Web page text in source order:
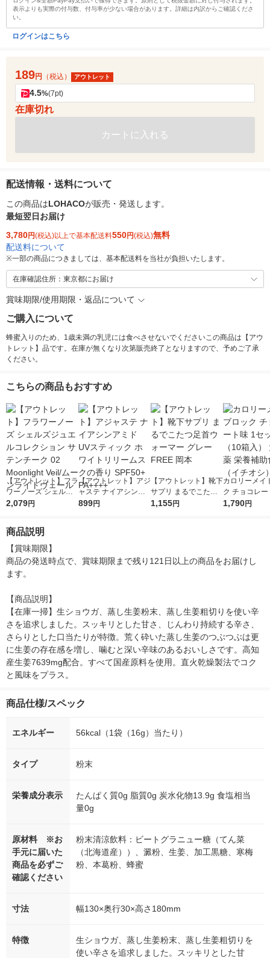
表示よりも実際の付与数、付与率が少ない場合があります。詳細は内訳からご確認くださ
い。
ログインはこちら
189円 （税込） アウトレット
4.5%(7pt)
在庫切れ
カートに入れる
配送情報・送料について
この商品はLOHACOが販売・発送します。
最短翌日お届け
3,780円(税込)以上で基本配送料550円(税込)無料
配送料について
※一部の商品につきましては、基本配送料を当社が負担いたします。
在庫確認住所：東京都にお届け
賞味期限/使用期限・返品について
ご購入について
蜂蜜入りのため、1歳未満の乳児には食べさせないでくださいこの商品は【アウ
トレット】品です。在庫が無くなり次第販売終了となりますので、予めご了承
ください。
こちらの商品もおすすめ
【アウトレット】フラ
ワーノーズ シェルズ
ジュエルコレクション
トヴェール
2,079円
【アウトレット】アジ
ャステ ナイアシンア
ミド UVスティック ホ
899円
【アウトレット】靴下
サプリ まるでこたつ
足首ウォーマー グレ
1,155円
カロリーメイ
ク チョコレ
セット（10箱
1,790円
商品説明
【賞味期限】
商品の発送時点で、賞味期限まで残り121日以上の商品をお届けし
ます。
【商品説明】
【在庫一掃】生ショウガ、蒸し生姜粉末、蒸し生姜粗切りを使い辛
さを追求しました。スッキリとした甘さ、じんわり持続する辛さ、
さらりとした口当たりが特徴。荒く砕いた蒸し生姜のつぶつぶは更
に生姜の存在感を増し、噛むと深い辛味のあるおいしさです。高知
産生姜7639mg配合。すべて国産原料を使用。直火乾燥製法でコク
と風味をプラス。
商品仕様/スペック
エネルギー 56kcal（1袋（16g）当たり）
タイプ 粉末
栄養成分表示
たんぱく質0g 脂質0g 炭水化物13.9g 食塩相当
量0g
原材料 ※お
手元に届いた
商品を必ずご
確認ください
粉末清涼飲料：ビートグラニュー糖（てん菜
（北海道産））、澱粉、生姜、加工黒糖、寒梅
粉、本葛粉、蜂蜜
寸法 幅130×奥行30×高さ180mm
特徴
生ショウガ、蒸し生姜粉末、蒸し生姜粗切りを
使い辛さを追求しました。スッキリとした甘